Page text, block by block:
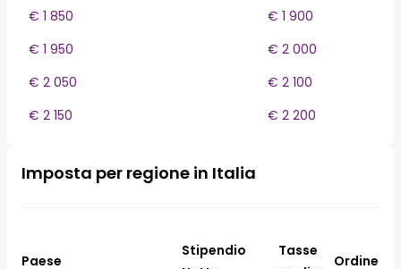
€ 1 850
€ 1 900
€ 1 950
€ 2 000
€ 2 050
€ 2 100
€ 2 150
€ 2 200
Imposta per regione in Italia
Paese
Stipendio
Tasse
Ordine